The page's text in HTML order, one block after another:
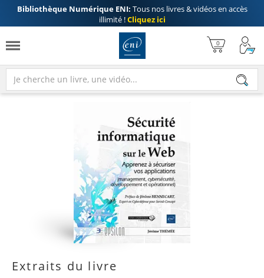
Bibliothèque Numérique ENI: Tous nos livres & vidéos en accès
illimité !Cliquez ici
Extraits du livre